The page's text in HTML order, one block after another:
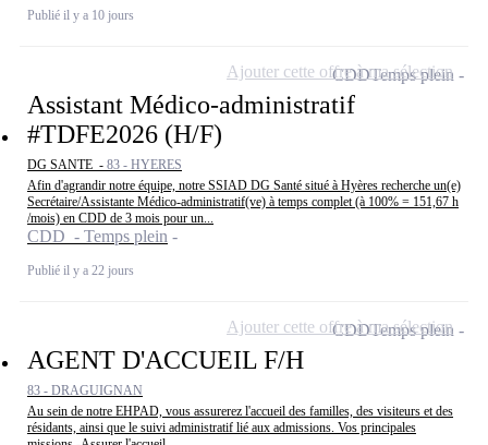
Publié il y a 10 jours
Assistant Médico-administratif
#TDFE2026 (H/F)
DG SANTE - 83 - HYERES
Afin d'agrandir notre équipe, notre SSIAD DG Santé situé à Hyères recherche un(e)
Secrétaire/Assistante Médico-administratif(ve) à temps complet (à 100% = 151,67 h
/mois) en CDD de 3 mois pour un...
CDD - Temps plein
Publié il y a 22 jours
CDDTemps plein
Ajouter cette offre à ma sélection
AGENT D'ACCUEIL F/H
83 - DRAGUIGNAN
Au sein de notre EHPAD, vous assurerez l'accueil des familles, des visiteurs et des
résidants, ainsi que le suivi administratif lié aux admissions. Vos principales
CDDTemps plein
Ajouter cette offre à ma sélection